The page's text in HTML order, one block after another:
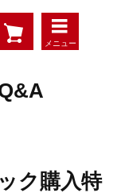
メニュー
ク購入特